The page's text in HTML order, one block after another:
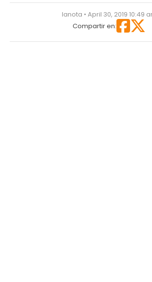
lanota • April 30, 2019 10:49
Compartir en: